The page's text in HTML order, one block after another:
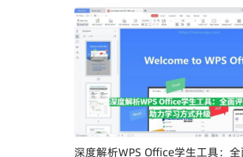
深度解析WPS Office学生工具：